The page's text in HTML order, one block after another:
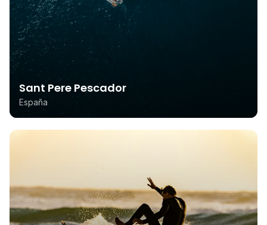
Sant Pere Pescador
España